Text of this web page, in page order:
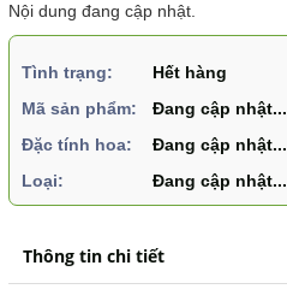
Nội dung đang cập nhật.
Tình trạng:
Hết hàng
Mã sản phẩm:
Đang cập nhật...
Đặc tính hoa:
Đang cập nhật...
Loại:
Đang cập nhật...
Thông tin chi tiết